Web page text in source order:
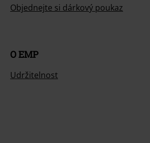
Objednejte si dárkový poukaz
O EMP
Udržitelnost